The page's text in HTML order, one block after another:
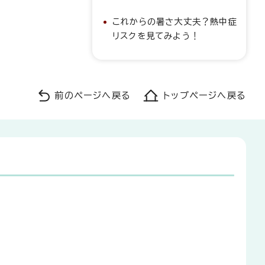
これからの暑さ大丈夫？熱中症
リスクを見てみよう！
前のページへ戻る トップページへ戻る